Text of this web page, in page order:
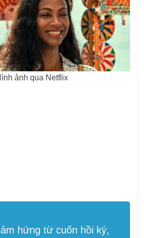
ảnh qua Netflix
hứng từ cuốn hồi ký,